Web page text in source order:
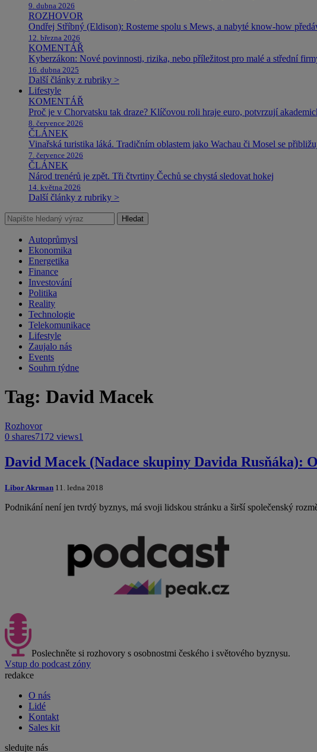
9. dubna 2026
ROZHOVOR
Ondřej Stříbný (Eldison): Rosteme spolu s Mews, a nabyté know-how
12. března 2026
KOMENTÁŘ
Kyberzákon: Nové povinnosti, rizika, nebo příležitost pro malé a střední
16. dubna 2025
Další články z rubriky >
Lifestyle
KOMENTÁŘ
Proč je v Chorvatsku tak draze? Klíčovou roli hraje euro, potvrzují
8. července 2026
ČLÁNEK
Vinařská turistika láká. Tradičním oblastem jako Wachau či Mosel se
7. července 2026
ČLÁNEK
Národ trenérů je zpět. Tři čtvrtiny Čechů se chystá sledovat hokej
14. května 2026
Další články z rubriky >
Hledat
Autoprůmysl
Ekonomika
Energetika
Finance
Investování
Politika
Reality
Technologie
Telekomunikace
Lifestyle
Zaujalo nás
Events
Souhrn týdne
Tag: David Macek
Rozhovor
0 shares7172 views1
David Macek (Nadace skupiny Davida Rusňáka):
Libor Akrman 11. ledna 2018
Podnikání není jen tvrdý byznys, má svoji lidskou stránku a širší společenský
Poslechněte si rozhovory s osobnostmi českého i světového byznysu.
Vstup do podcast zóny
redakce
O nás
Lidé
Kontakt
Sales kit
sledujte nás